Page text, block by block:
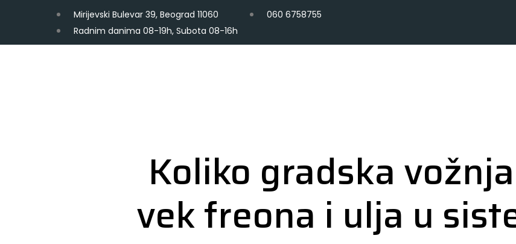
Mirijevski Bulevar 39, Beograd 11060
060 6758755
Radnim danima 08-19h, Subota 08-16h
Koliko gradska
vek freona i ulja u